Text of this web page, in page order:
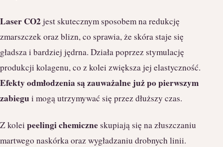
Laser CO2jest skutecznym sposobem na redukcję
zmarszczek oraz blizn, co sprawia, że skóra staje się
gładsza i bardziej jędrna. Działa poprzez stymulację
produkcji kolagenu, co z kolei zwiększa jej elastyczność.
Efekty odmłodzenia są zauważalne już po pierwszym
zabiegui mogą utrzymywać się przez dłuższy czas.
Z kolei peelingi chemiczne skupiają się na złuszczaniu
martwego naskórka oraz wygładzaniu drobnych linii.